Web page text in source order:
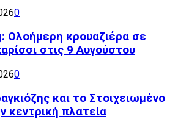
0
Ολοήμερη κρουαζιέρα σε
στις 9 Αυγούστου
0
και το Στοιχειωμένο
κεντρική πλατεία